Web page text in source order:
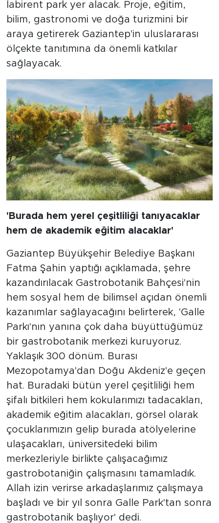
labirent park yer alacak. Proje, eğitim,
bilim, gastronomi ve doğa turizmini bir
araya getirerek Gaziantep'in uluslararası
ölçekte tanıtımına da önemli katkılar
sağlayacak.
'Burada hem yerel çeşitliliği tanıyacaklar
hem de akademik eğitim alacaklar'
Gaziantep Büyükşehir Belediye Başkanı
Fatma Şahin yaptığı açıklamada, şehre
kazandırılacak Gastrobotanik Bahçesi'nin
hem sosyal hem de bilimsel açıdan önemli
kazanımlar sağlayacağını belirterek, 'Galle
Parkı'nın yanına çok daha büyüttüğümüz
bir gastrobotanik merkezi kuruyoruz.
Yaklaşık 300 dönüm. Burası
Mezopotamya'dan Doğu Akdeniz'e geçen
hat. Buradaki bütün yerel çeşitliliği hem
şifalı bitkileri hem kokularımızı tadacakları,
akademik eğitim alacakları, görsel olarak
çocuklarımızın gelip burada atölyelerine
ulaşacakları, üniversitedeki bilim
merkezleriyle birlikte çalışacağımız
gastrobotaniğin çalışmasını tamamladık.
Allah izin verirse arkadaşlarımız çalışmaya
başladı ve bir yıl sonra Galle Park'tan sonra
gastrobotanik başlıyor' dedi.